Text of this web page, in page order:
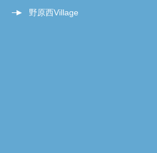
野原西Village